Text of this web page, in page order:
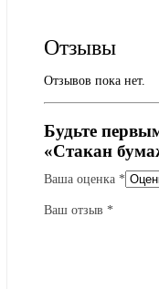
Отзывы
Отзывов пока нет.
Будьте
«Стакан
Ваша оценка *
Ваш отзыв *